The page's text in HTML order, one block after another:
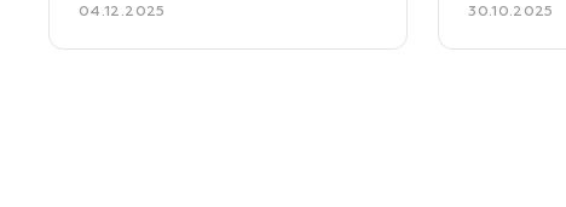
04.12.2025 30.10.2025